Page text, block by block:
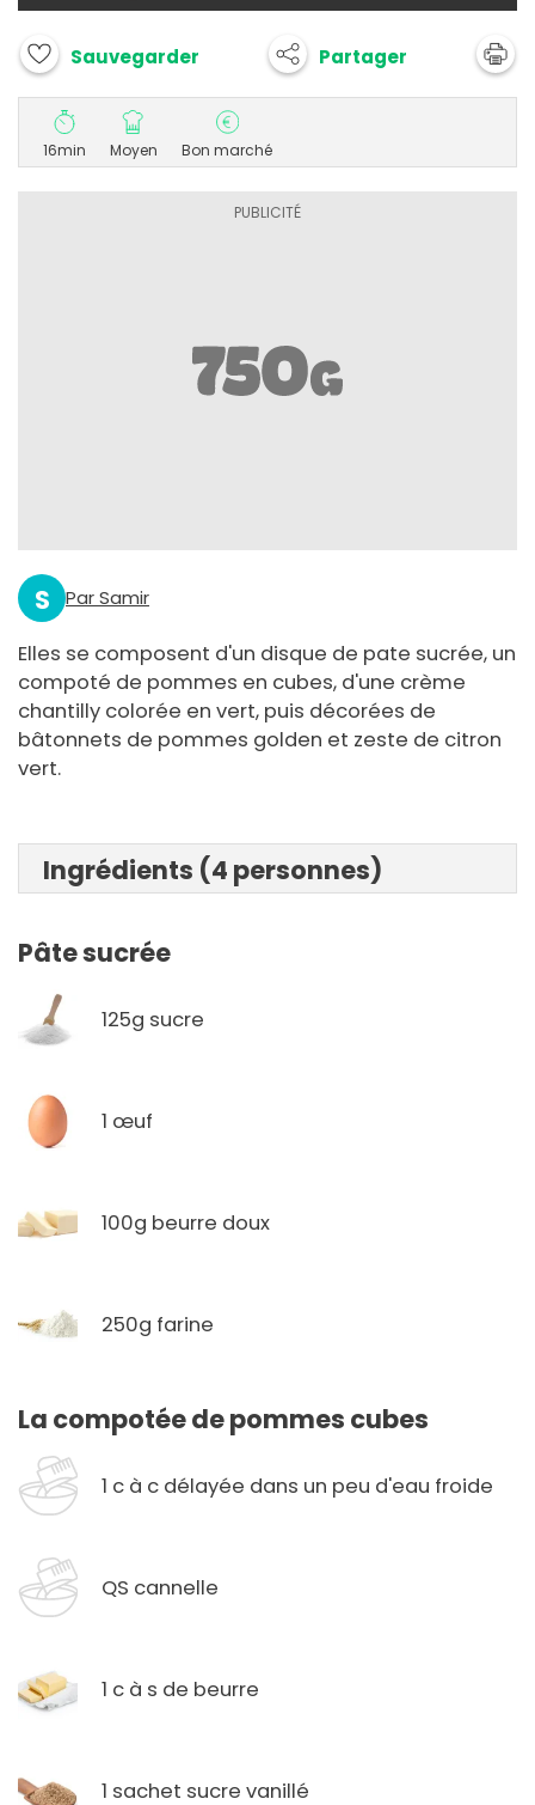
Sauvegarder Partager
16min Moyen Bon marché
S Par Samir
Elles se composent d'un disque de pate sucrée, un
compoté de pommes en cubes, d'une crème
chantilly colorée en vert, puis décorées de
bâtonnets de pommes golden et zeste de citron
vert.
Ingrédients (4 personnes)
Pâte sucrée
125g sucre
1 œuf
100g beurre doux
250g farine
La compotée de pommes cubes
1 c à c délayée dans un peu d'eau froide
QS cannelle
1 c à s de beurre
1 sachet sucre vanillé